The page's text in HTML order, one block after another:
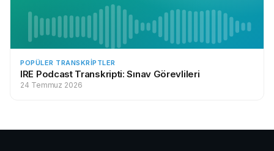
POPÜLER TRANSKRIPTLER
IRE Podcast Transkripti: Sınav Görevlileri
24 Temmuz 2026